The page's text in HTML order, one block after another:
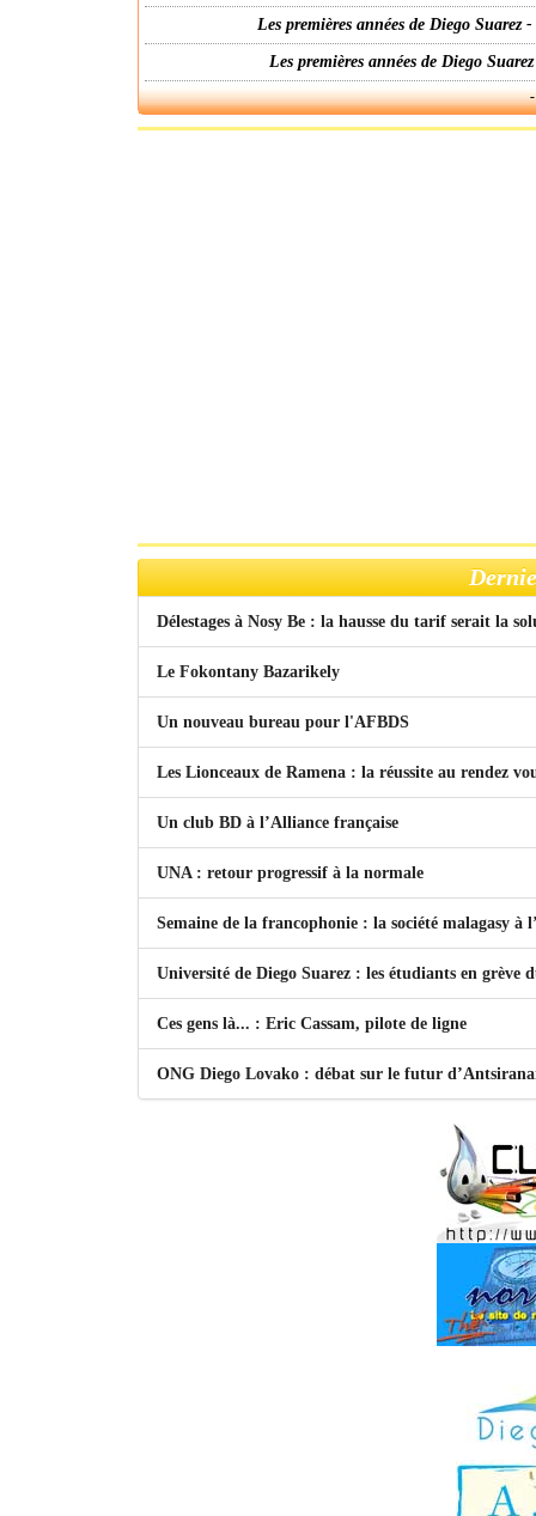
Les premières années de Diego
Les premières années de Diego
Délestages à Nosy Be : la hausse du tarif serait la
Le Fokontany Bazarikely
Un nouveau bureau pour l'AFBDS
Les Lionceaux de Ramena : la réussite au rendez
Un club BD à l’Alliance française
UNA : retour progressif à la normale
Semaine de la francophonie : la société malagasy à
Université de Diego Suarez : les étudiants en grève
Ces gens là... : Eric Cassam, pilote de ligne
ONG Diego Lovako : débat sur le futur